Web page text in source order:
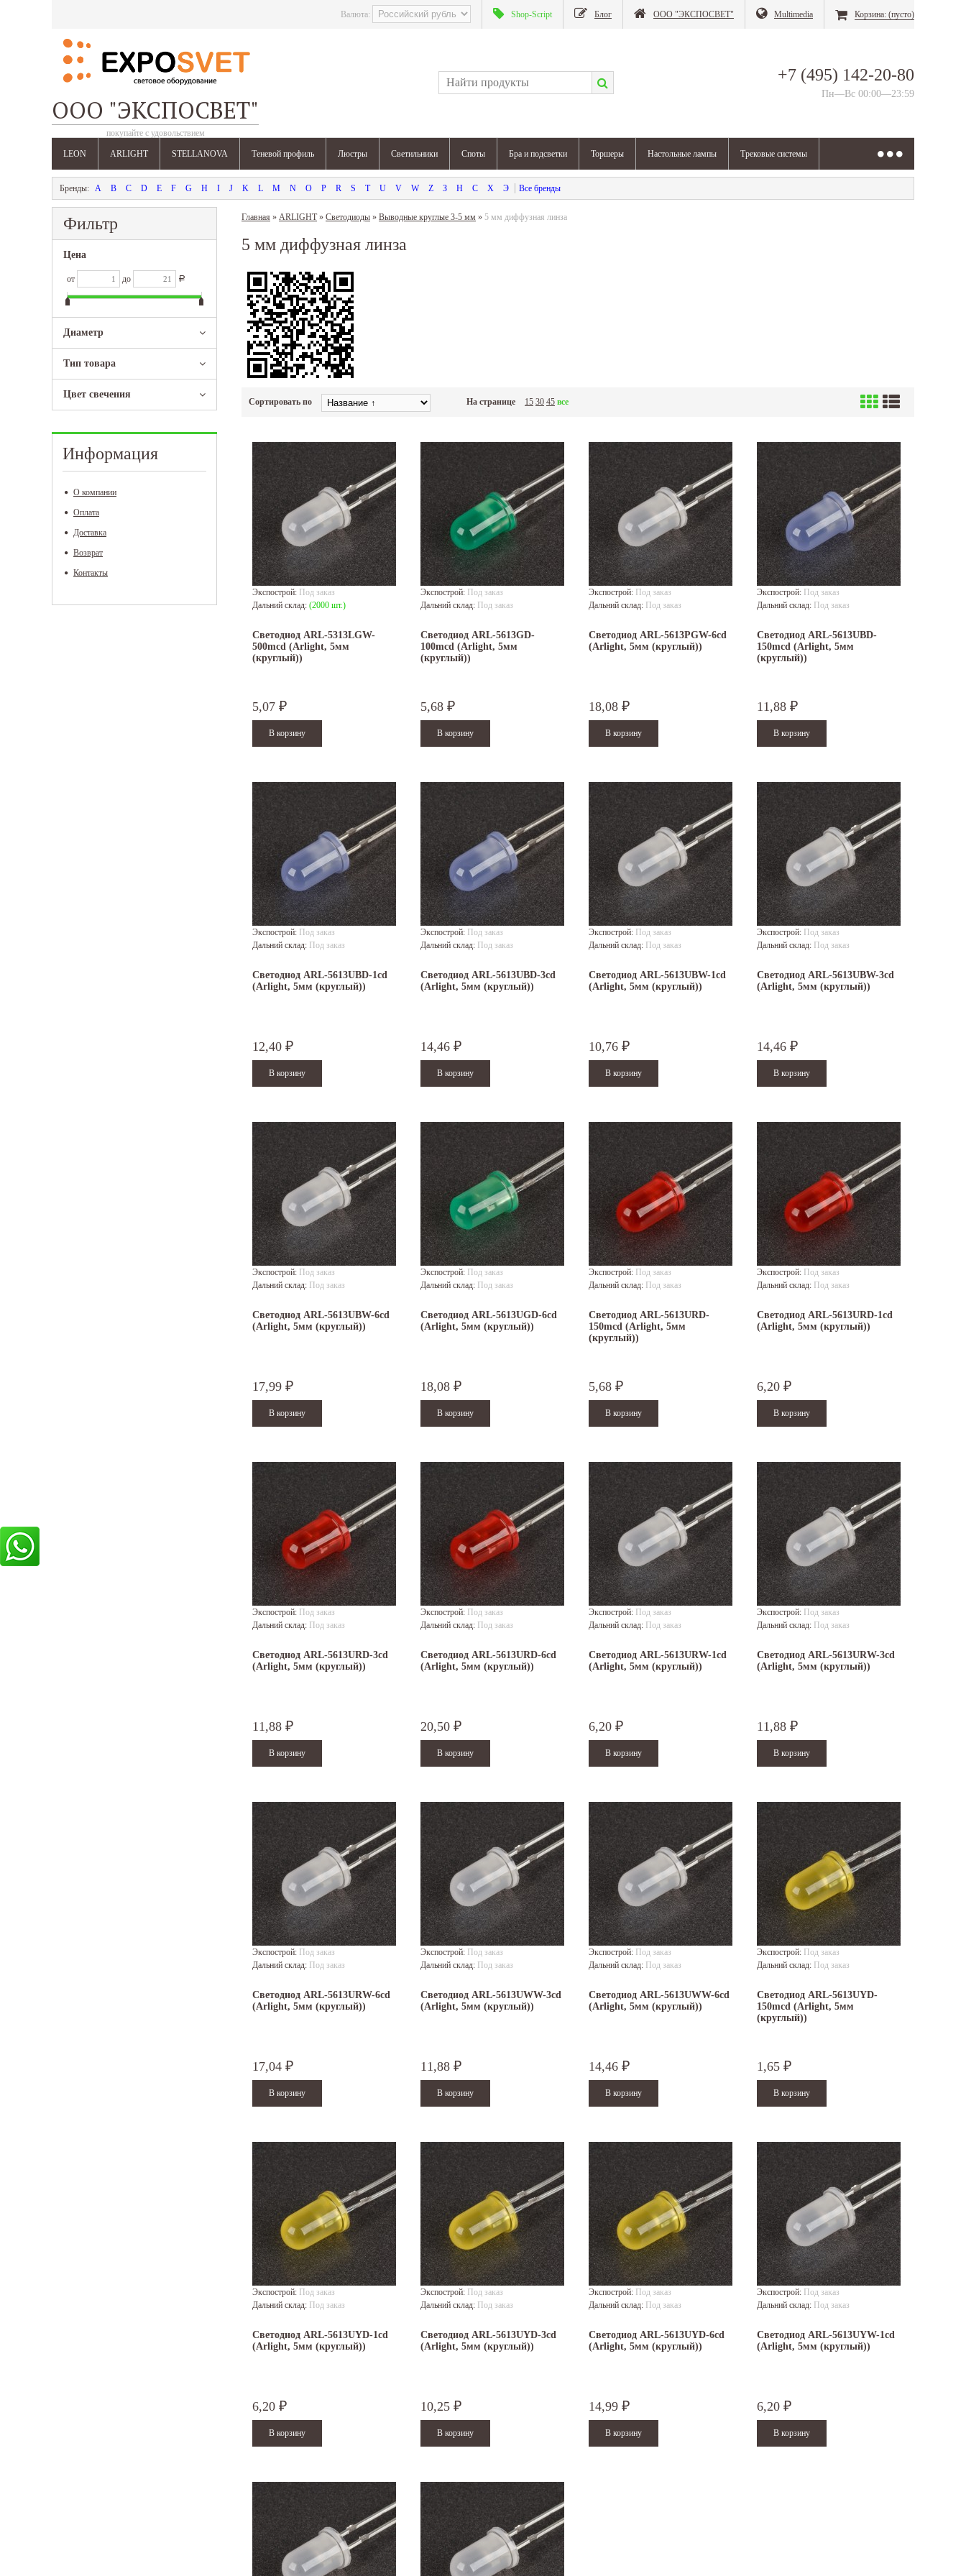
Валюта: Shop-Script Блог ООО "ЭКСПОСВЕТ" Multimedia Корзина: (пусто)
ООО "ЭКСПОСВЕТ"
покупайте с удовольствием
+7 (495) 142-20-80
Пн—Вс 00:00—23:59
LEON ARLIGHT STELLANOVA Теневой профиль Люстры Светильники Споты Бра и подсветки Торшеры Настольные лампы Трековые системы
A B C D E F G H I J K L M N O P R S T U V W Z З Н С Х Э
Фильтр
Цена
от до Р
Диаметр
Тип товара
Цвет свечения
Информация
О компании
Оплата
Доставка
Возврат
Контакты
Главная » ARLIGHT» Светодиоды » Выводные круглые 3-5 мм » 5 мм диффузная линза
5 мм диффузная линза
Сортировать по На странице 15 30 45 все
Экспострой: Под заказ
Дальний склад: (2000 шт.)
Светодиод ARL-5313LGW-
500mcd (Arlight, 5мм
(круглый))
5,07 ₽
Экспострой: Под заказ
Дальний склад: Под заказ
Светодиод ARL-5613GD-
100mcd (Arlight, 5мм
(круглый))
5,68 ₽
Экспострой: Под заказ
Дальний склад: Под заказ
Светодиод ARL-5613PGW-6cd
(Arlight, 5мм (круглый))
18,08 ₽
Экспострой: Под заказ
Дальний склад: Под заказ
Светодиод ARL-5613UBD-
150mcd (Arlight, 5мм
(круглый))
11,88 ₽
Экспострой: Под заказ
Дальний склад: Под заказ
Светодиод ARL-5613UBD-1cd
(Arlight, 5мм (круглый))
12,40 ₽
Экспострой: Под заказ
Дальний склад: Под заказ
Светодиод ARL-5613UBD-3cd
(Arlight, 5мм (круглый))
14,46 ₽
Экспострой: Под заказ
Дальний склад: Под заказ
Светодиод ARL-5613UBW-1cd
(Arlight, 5мм (круглый))
10,76 ₽
Экспострой: Под заказ
Дальний склад: Под заказ
Светодиод ARL-5613UBW-3cd
(Arlight, 5мм (круглый))
14,46 ₽
Экспострой: Под заказ
Дальний склад: Под заказ
Светодиод ARL-5613UBW-6cd
(Arlight, 5мм (круглый))
17,99 ₽
Экспострой: Под заказ
Дальний склад: Под заказ
Светодиод ARL-5613UGD-6cd
(Arlight, 5мм (круглый))
18,08 ₽
Экспострой: Под заказ
Дальний склад: Под заказ
Светодиод ARL-5613URD-
150mcd (Arlight, 5мм
(круглый))
5,68 ₽
Экспострой: Под заказ
Дальний склад: Под заказ
Светодиод ARL-5613URD-1cd
(Arlight, 5мм (круглый))
6,20 ₽
Экспострой: Под заказ
Дальний склад: Под заказ
Светодиод ARL-5613URD-3cd
(Arlight, 5мм (круглый))
11,88 ₽
Экспострой: Под заказ
Дальний склад: Под заказ
Светодиод ARL-5613URD-6cd
(Arlight, 5мм (круглый))
20,50 ₽
Экспострой: Под заказ
Дальний склад: Под заказ
Светодиод ARL-5613URW-1cd
(Arlight, 5мм (круглый))
6,20 ₽
Экспострой: Под заказ
Дальний склад: Под заказ
Светодиод ARL-5613URW-3cd
(Arlight, 5мм (круглый))
11,88 ₽
Экспострой: Под заказ
Дальний склад: Под заказ
Светодиод ARL-5613URW-6cd
(Arlight, 5мм (круглый))
17,04 ₽
Экспострой: Под заказ
Дальний склад: Под заказ
Светодиод ARL-5613UWW-3cd
(Arlight, 5мм (круглый))
11,88 ₽
Экспострой: Под заказ
Дальний склад: Под заказ
Светодиод ARL-5613UWW-6cd
(Arlight, 5мм (круглый))
14,46 ₽
Экспострой: Под заказ
Дальний склад: Под заказ
Светодиод ARL-5613UYD-
150mcd (Arlight, 5мм
(круглый))
1,65 ₽
Экспострой: Под заказ
Дальний склад: Под заказ
Светодиод ARL-5613UYD-1cd
(Arlight, 5мм (круглый))
6,20 ₽
Экспострой: Под заказ
Дальний склад: Под заказ
Светодиод ARL-5613UYD-3cd
(Arlight, 5мм (круглый))
10,25 ₽
Экспострой: Под заказ
Дальний склад: Под заказ
Светодиод ARL-5613UYD-6cd
(Arlight, 5мм (круглый))
14,99 ₽
Экспострой: Под заказ
Дальний склад: Под заказ
Светодиод ARL-5613UYW-1cd
(Arlight, 5мм (круглый))
6,20 ₽